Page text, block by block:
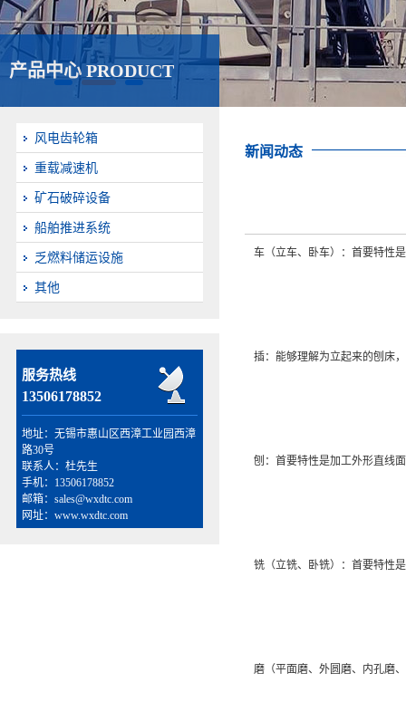
产品中心 PRODUCT
风电齿轮箱
重载减速机
矿石破碎设备
船舶推进系统
乏燃料储运设施
其他
服务热线
13506178852
地址：无锡市惠山区西漳工业园西漳
路30号
联系人：杜先生
手机：13506178852
邮箱：sales@wxdtc.com
网址：www.wxdtc.com
新闻动态
车（立车、卧车）：首要特性
插：能够理解为立起来的刨床
刨：首要特性是加工外形直线
铣（立铣、卧铣）：首要特性
磨（平面磨、外圆磨、内孔磨